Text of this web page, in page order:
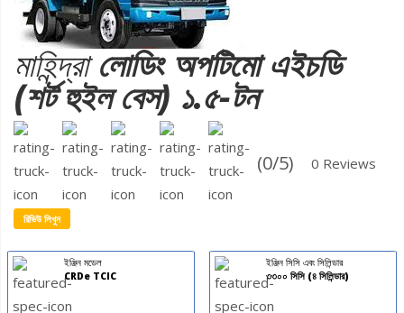
ডিলার খুঁজুন
অন্যান্য
মাহিন্দ্রালোডিং অপটিমো এইচডি
(শর্ট হুইল বেস) ১.৫-টন
(0/5) 0 Reviews
রিভিউ লিখুন
ইঞ্জিন মডেল
CRDe TCIC
ইঞ্জিন সিসি এবং সিলিন্ডার
৩৩০০ সিসি (৪ সিলিন্ডার)